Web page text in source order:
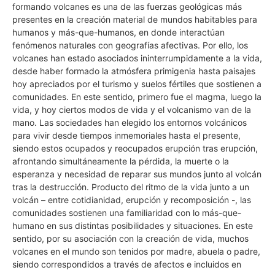
formando volcanes es una de las fuerzas geológicas más
presentes en la creación material de mundos habitables para
humanos y más-que-humanos, en donde interactúan
fenómenos naturales con geografías afectivas. Por ello, los
volcanes han estado asociados ininterrumpidamente a la vida,
desde haber formado la atmósfera primigenia hasta paisajes
hoy apreciados por el turismo y suelos fértiles que sostienen a
comunidades. En este sentido, primero fue el magma, luego la
vida, y hoy ciertos modos de vida y el volcanismo van de la
mano. Las sociedades han elegido los entornos volcánicos
para vivir desde tiempos inmemoriales hasta el presente,
siendo estos ocupados y reocupados erupción tras erupción,
afrontando simultáneamente la pérdida, la muerte o la
esperanza y necesidad de reparar sus mundos junto al volcán
tras la destrucción. Producto del ritmo de la vida junto a un
volcán – entre cotidianidad, erupción y recomposición -, las
comunidades sostienen una familiaridad con lo más-que-
humano en sus distintas posibilidades y situaciones. En este
sentido, por su asociación con la creación de vida, muchos
volcanes en el mundo son tenidos por madre, abuela o padre,
siendo correspondidos a través de afectos e incluidos en